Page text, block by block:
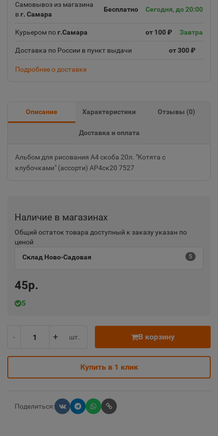
Самовывоз из магазина
в г. Самара
Бесплатно Сегодня, до 20:00
Курьером пог.Самара от 100 ₽ Завтра
Доставка по России в пункт выдачи от 300 ₽
Подробнее о доставке
Описание Характеристики Отзывы (0)
Доставка и оплата
Альбом для рисования А4 скоба 20л. "Котята с
клубочками" (ассорти) АР4ск20 7527
Наличие в магазинах
Общий остаток товара доступный к заказу указан по
ценой
Склад Ново-Садовая
5
45р.
5
- + шт. В корзину
Купить в 1 клик
Поделиться: